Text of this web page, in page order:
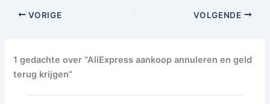
VORIGE VOLGENDE
1 gedachte over “AliExpress aankoop annuleren en geld
terug krijgen”